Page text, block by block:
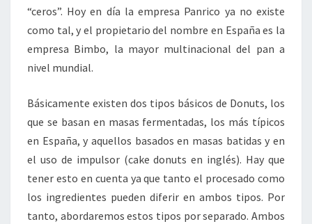
“ceros”. Hoy en día la empresa Panrico ya no existe
como tal, y el propietario del nombre en España es la
empresa Bimbo, la mayor multinacional del pan a
nivel mundial.
Básicamente existen dos tipos básicos de Donuts, los
que se basan en masas fermentadas, los más típicos
en España, y aquellos basados en masas batidas y en
el uso de impulsor (cake donuts en inglés). Hay que
tener esto en cuenta ya que tanto el procesado como
los ingredientes pueden diferir en ambos tipos. Por
tanto, abordaremos estos tipos por separado. Ambos